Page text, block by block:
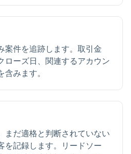
案件を追跡します。取引金
ローズ日、関連するアカウン
含みます。
まだ適格と判断されていない
を記録します。リードソー